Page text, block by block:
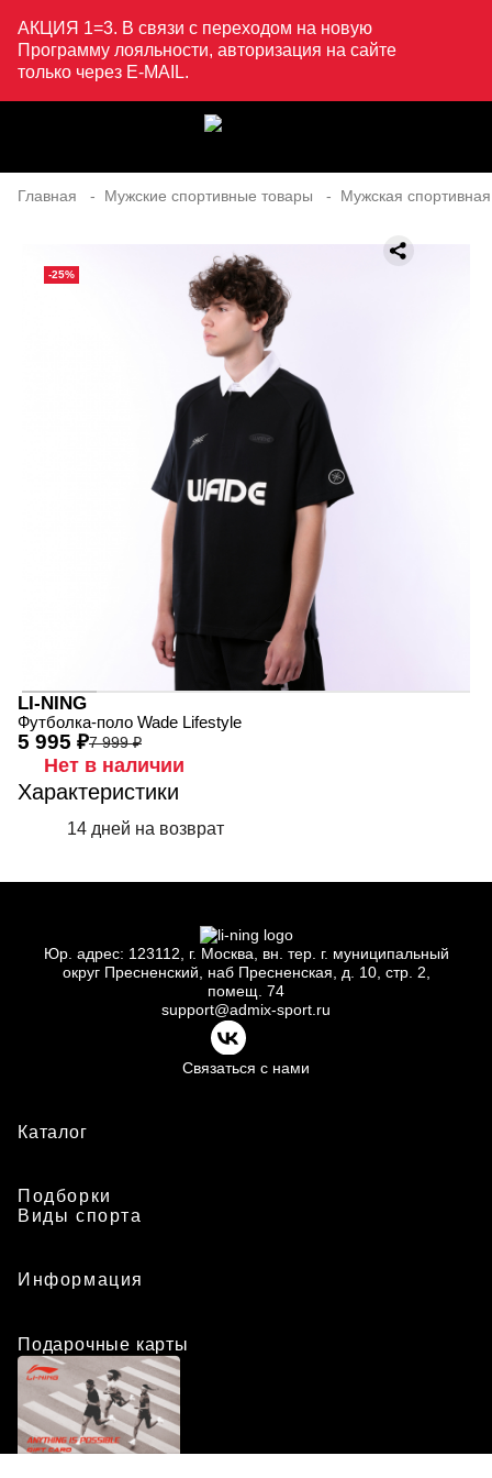
АКЦИЯ 1=3. В связи с переходом на новую
Программу лояльности, авторизация на сайте
только через E-MAIL.
Главная Мужские спортивные товары Мужская
-25%
LI-NING
Футболка-поло Wade Lifestyle
7 999 ₽
5 995 ₽
Нет в наличии
Характеристики
14 дней на возврат
Юр. адрес: 123112, г. Москва, вн. тер. г. муниципальный
округ Пресненский, наб Пресненская, д. 10, стр. 2,
помещ. 74
support@admix-sport.ru
Связаться с нами
Каталог
Подборки
Виды спорта
Информация
Подарочные карты